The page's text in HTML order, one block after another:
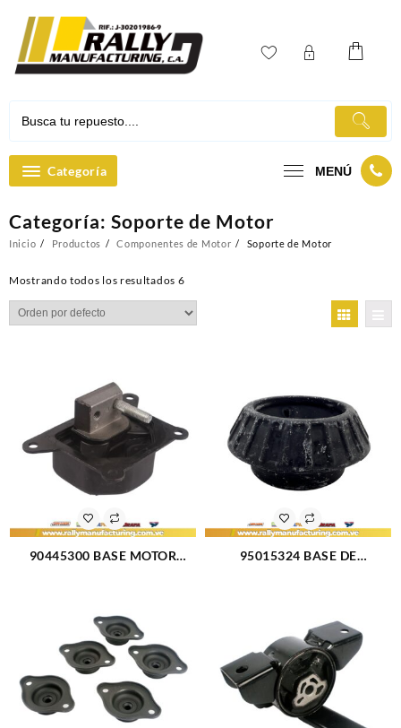
contenido
Categoría MENÚ
Categoría: Soporte de Motor
Inicio Productos Componentes de Motor Soporte de Motor
Mostrando todos los resultados 6
90445300 BASE MOTOR
95015324 BASE DE